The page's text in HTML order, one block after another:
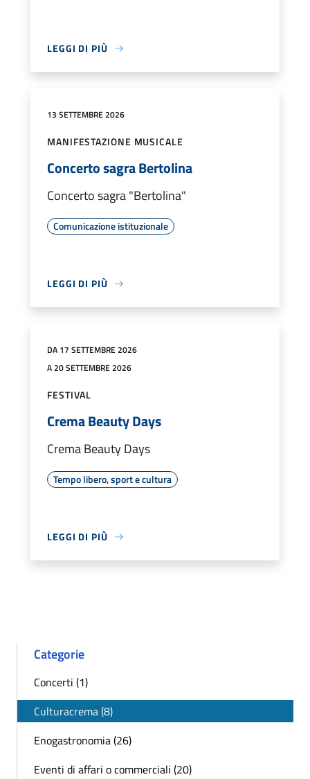
LEGGI DI PIÙ
13 SETTEMBRE 2026
MANIFESTAZIONE MUSICALE
Concerto sagra Bertolina
Concerto sagra "Bertolina"
Comunicazione istituzionale
LEGGI DI PIÙ
DA 17 SETTEMBRE 2026
A 20 SETTEMBRE 2026
FESTIVAL
Crema Beauty Days
Crema Beauty Days
Tempo libero, sport e cultura
LEGGI DI PIÙ
Categorie
Concerti (1)
Culturacrema (8)
Enogastronomia (26)
Eventi di affari o commerciali (20)